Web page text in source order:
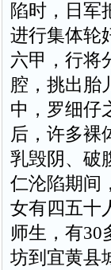
陷时，日军
进行集体轮
六甲，行将
腔，挑出胎
中，罗细仔
后，许多裸
乳毁阴、破
仁沦陷期间
女有四五十
师生，有30
坊到宜黄县